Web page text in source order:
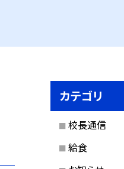
カテゴリ
校長通信
給食